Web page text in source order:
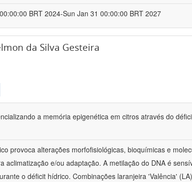
BRT 2024-Sun Jan 31 00:00:00 BRT 2027
da Silva Gesteira
a memória epigenética em citros através do
provoca alterações morfofisiológicas, bioquímicas e
aclimatização e/ou adaptação. A metilação do DNA é
o déficit hídrico. Combinações laranjeira 'Valência'